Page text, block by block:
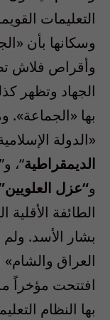
التعليمات
وسكانها بأن
وأقراص فلاش
الجهاد وتظهر
بها «الجماعة».
«الدولة
الديمقراطية“،
و“عزل
الطائفة
بشار الأسد.
العراق والشام»
افتتحت مؤخراً
بها النظام